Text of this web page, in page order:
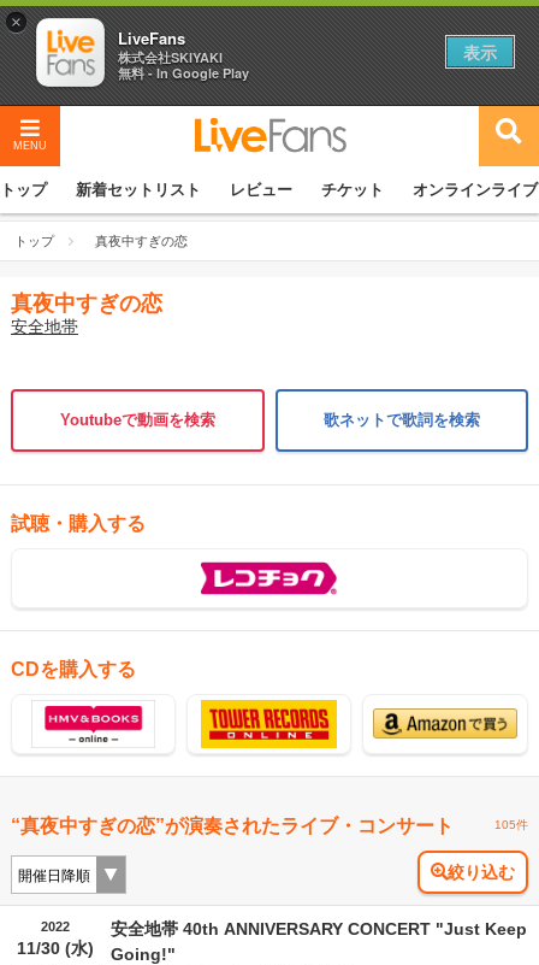
MENU
トップ 新着セットリスト レビュー チケット オンラインライブ
トップ 真夜中すぎの恋
真夜中すぎの恋
安全地帯
Youtubeで動画を検索 歌ネットで歌詞を検索
試聴・購入する
CDを購入する
“真夜中すぎの恋”が演奏されたライブ・コンサート 105件
絞り込む
2022
11/30 (水)
安全地帯 40th ANNIVERSARY CONCERT "Just Keep
Going!"
×
LiveFans
株式会社SKIYAKI
無料 - In Google Play
表示